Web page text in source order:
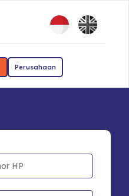
Perusahaan